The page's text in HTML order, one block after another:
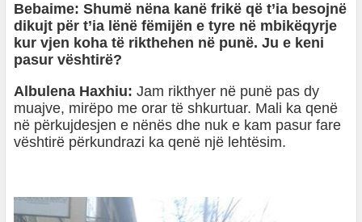
Bebaime: Shumë nëna kanë frikë që t’ia besojnë
dikujt për t’ia lënë fëmijën e tyre në mbikëqyrje
kur vjen koha të rikthehen në punë. Ju e keni
pasur vështirë?
Albulena Haxhiu: Jam rikthyer në punë pas dy
muajve, mirëpo me orar të shkurtuar. Mali ka qenë
në përkujdesjen e nënës dhe nuk e kam pasur fare
vështirë përkundrazi ka qenë një lehtësim.